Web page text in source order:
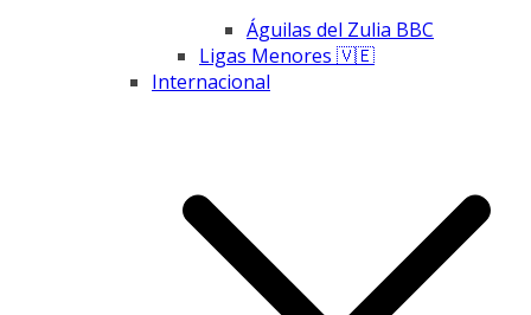
Águilas del Zulia BBC
Ligas Menores 🇻🇪
Internacional